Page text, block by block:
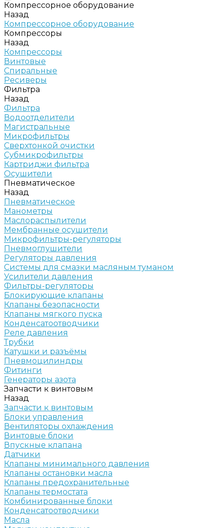
Компрессорное оборудование
Назад
Компрессорное оборудование
Компрессоры
Назад
Компрессоры
Винтовые
Спиральные
Ресиверы
Фильтра
Назад
Фильтра
Водоотделители
Магистральные
Микрофильтры
Сверхтонкой очистки
Субмикрофильтры
Картриджи фильтра
Осушители
Пневматическое
Назад
Пневматическое
Манометры
Маслораспылители
Мембранные осушители
Микрофильтры-регуляторы
Пневмоглушители
Регуляторы давления
Системы для смазки масляным туманом
Усилители давления
Фильтры-регуляторы
Блокирующие клапаны
Клапаны безопасности
Клапаны мягкого пуска
Конденсатоотводчики
Реле давления
Трубки
Катушки и разъёмы
Пневмоцилиндры
Фитинги
Генераторы азота
Запчасти к винтовым
Назад
Запчасти к винтовым
Блоки управления
Вентиляторы охлаждения
Винтовые блоки
Впускные клапана
Датчики
Клапаны минимального давления
Клапаны остановки масла
Клапаны предохранительные
Клапаны термостата
Комбинированные блоки
Конденсатоотводчики
Масла